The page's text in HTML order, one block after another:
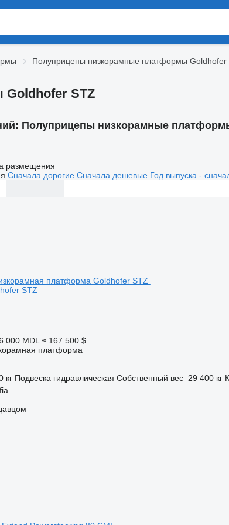
Полуприцепы низкорамные платформы Goldhofer
STZ
Полуприцепы низкорамные
размещения
Сначала дорогие Сначала дешевые Год выпуска -
STZ
000 MDL ≈ 167 500 $
платформа
кг Подвеска гидравлическая Собственный вес 29 400 кг